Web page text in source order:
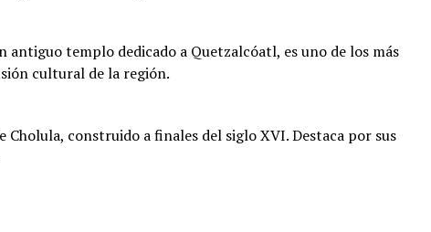
antiguo templo dedicado a Quetzalcóatl, es uno de los más
cultural de la región.
Cholula, construido a finales del siglo XVI. Destaca por sus